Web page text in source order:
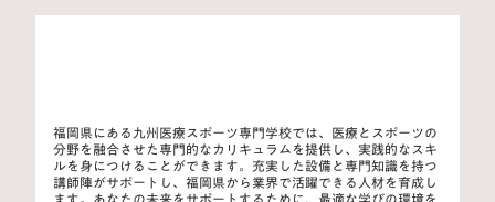
福岡県にある九州医療スポーツ専門学校では、医療とスポーツの
分野を融合させた専門的なカリキュラムを提供し、実践的なスキ
ルを身につけることができます。充実した設備と専門知識を持つ
講師陣がサポートし、福岡県から業界で活躍できる人材を育成し